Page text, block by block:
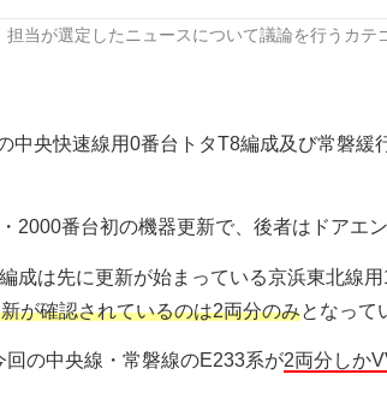
当が選定したニュースについて議論を行うカテ
中央快速線用0番台トタT8編成及び常磐
2000番台初の機器更新で、後者はドアエ
成は先に更新が始まっている京浜東北線用
が確認されているのは2両分のみとなって
回の中央線・常磐線のE233系が2両分しか